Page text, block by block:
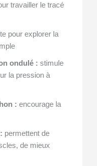
travailler le tracé
pour explorer la
ondulé : stimule
la pression à
: encourage la
permettent de
de mieux